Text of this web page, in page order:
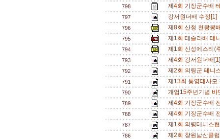
798 제4회 기장군수배
797 강서원더배 수정[1]
796 제8회 산청 천왕봉
795 제1회 테슬라배 테
794 제1회 신성에스티(
793 제4회 강서원더배
792 제2회 의령군 테니
791 제13회 통영테사
790 개업15주년기념
789 제4회 기장군수배
788 제4회 기장군수배
787 제1회 의령테니스
786 제2회 창원남산클